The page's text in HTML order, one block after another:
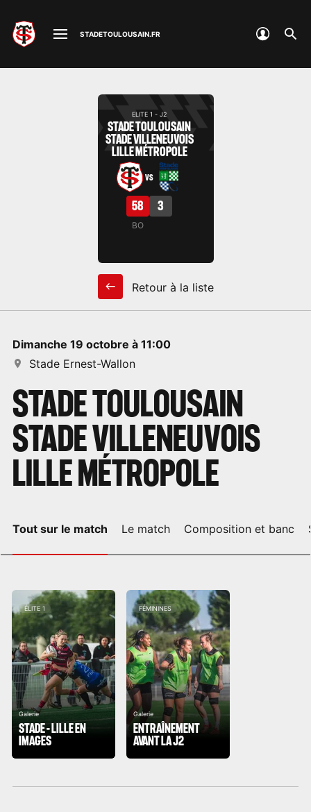
STADETOULOUSAIN.FR
R
c
dimanche 19 octobre à 11:00
Stade Ernest-Wallon
STADE TOULOUSAIN
STADE VILLENEUVOIS
LILLE MÉTROPOLE
ELITE 1 - J2
STADE TOULOUSAIN
STADE VILLENEUVOIS
LILLE MÉTROPOLE
VS
58 3
BO
Retour à la liste
Tout sur le match Le match Composition et banc
ÉLITE 1
Galerie
STADE - LILLE EN
IMAGES
FÉMININES
Galerie
ENTRAÎNEMENT
AVANT LA J2